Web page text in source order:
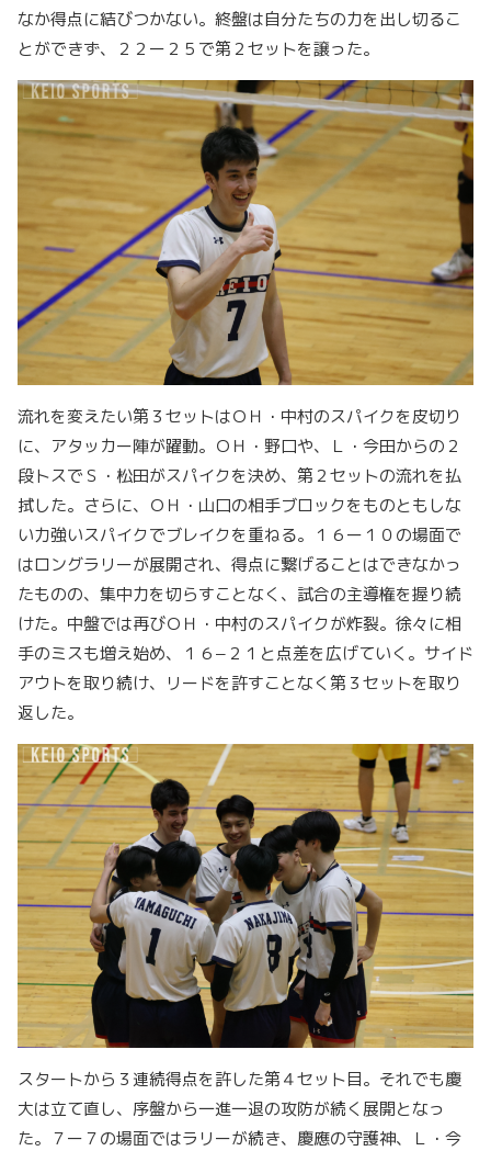
なか得点に結びつかない。終盤は自分たちの力を出し切るこ
とができず、２２ー２５で第２セットを譲った。
流れを変えたい第３セットはＯＨ・中村のスパイクを皮切り
に、アタッカー陣が躍動。ＯＨ・野口や、Ｌ・今田からの２
段トスでＳ・松田がスパイクを決め、第２セットの流れを払
拭した。さらに、ＯＨ・山口の相手ブロックをものともしな
い力強いスパイクでブレイクを重ねる。１６ー１０の場面で
はロングラリーが展開され、得点に繋げることはできなかっ
たものの、集中力を切らすことなく、試合の主導権を握り続
けた。中盤では再びＯＨ・中村のスパイクが炸裂。徐々に相
手のミスも増え始め、１６−２１と点差を広げていく。サイド
アウトを取り続け、リードを許すことなく第３セットを取り
返した。
スタートから３連続得点を許した第４セット目。それでも慶
大は立て直し、序盤から一進一退の攻防が続く展開となっ
た。７ー７の場面ではラリーが続き、慶應の守護神、Ｌ・今